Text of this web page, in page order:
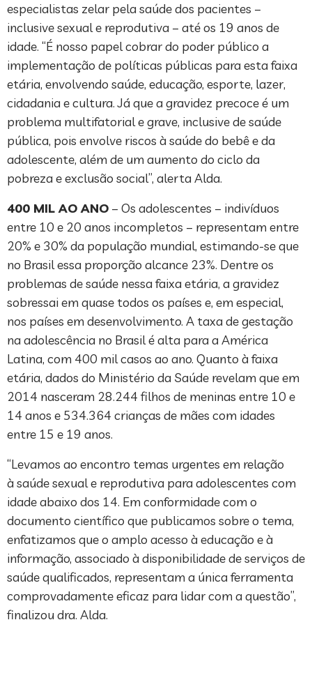
especialistas zelar pela saúde dos pacientes –
inclusive sexual e reprodutiva – até os 19 anos de
idade. “É nosso papel cobrar do poder público a
implementação de políticas públicas para esta faixa
etária, envolvendo saúde, educação, esporte, lazer,
cidadania e cultura. Já que a gravidez precoce é um
problema multifatorial e grave, inclusive de saúde
pública, pois envolve riscos à saúde do bebê e da
adolescente, além de um aumento do ciclo da
pobreza e exclusão social”, alerta Alda.
400 MIL AO ANO – Os adolescentes – indivíduos
entre 10 e 20 anos incompletos – representam entre
20% e 30% da população mundial, estimando-se que
no Brasil essa proporção alcance 23%. Dentre os
problemas de saúde nessa faixa etária, a gravidez
sobressai em quase todos os países e, em especial,
nos países em desenvolvimento. A taxa de gestação
na adolescência no Brasil é alta para a América
Latina, com 400 mil casos ao ano. Quanto à faixa
etária, dados do Ministério da Saúde revelam que em
2014 nasceram 28.244 filhos de meninas entre 10 e
14 anos e 534.364 crianças de mães com idades
entre 15 e 19 anos.
“Levamos ao encontro temas urgentes em relação
à saúde sexual e reprodutiva para adolescentes com
idade abaixo dos 14. Em conformidade com o
documento científico que publicamos sobre o tema,
enfatizamos que o amplo acesso à educação e à
informação, associado à disponibilidade de serviços de
saúde qualificados, representam a única ferramenta
comprovadamente eficaz para lidar com a questão”,
finalizou dra. Alda.